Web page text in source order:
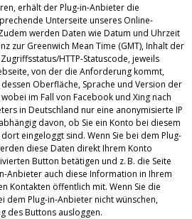
erhält der Plug-in-Anbieter die
Unterseite unseres Online-
werden Daten wie Datum und Uhrzeit
zur Greenwich Mean Time (GMT), Inhalt der
HTTP-Statuscode, jeweils
von der die Anforderung kommt,
Oberfläche, Sprache und Version der
im Fall von Facebook und Xing nach
in Deutschland nur eine anonymisierte IP
davon, ob Sie ein Konto bei diesem
eingeloggt sind. Wenn Sie bei dem Plug-
diese Daten direkt Ihrem Konto
Button betätigen und z. B. die Seite
Anbieter auch diese Information in Ihrem
Kontakten öffentlich mit. Wenn Sie die
dem Plug-in-Anbieter nicht wünschen,
des Buttons ausloggen.